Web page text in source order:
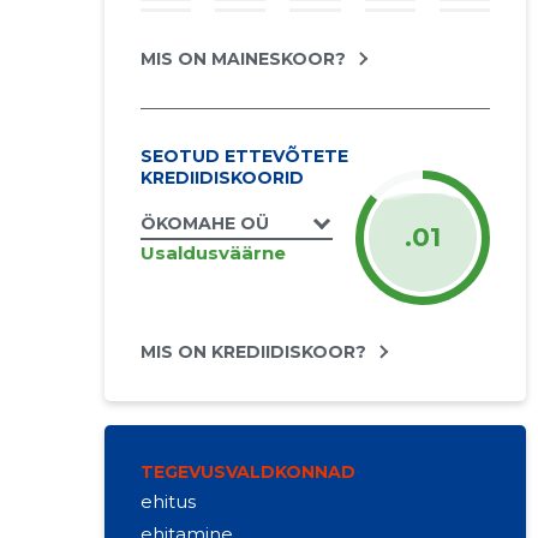
MIS ON MAINESKOOR?
SEOTUD ETTEVÕTETE
KREDIIDISKOORID
ÖKOMAHE OÜ
Usaldusväärne .01
MIS ON KREDIIDISKOOR?
TEGEVUSVALDKONNAD
ehitus